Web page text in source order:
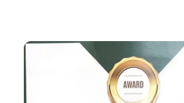
BLOG
KONTAKT